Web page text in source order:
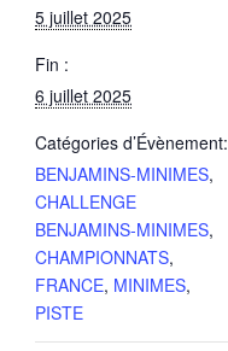
5 juillet 2025
Fin :
6 juillet 2025
Catégories d’Évènement:
BENJAMINS-MINIMES,
CHALLENGE
BENJAMINS-MINIMES,
CHAMPIONNATS,
FRANCE, MINIMES,
PISTE